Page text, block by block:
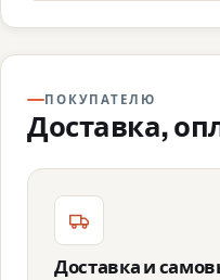
ПОКУПАТЕЛЮ
Доставка,
Доставка и